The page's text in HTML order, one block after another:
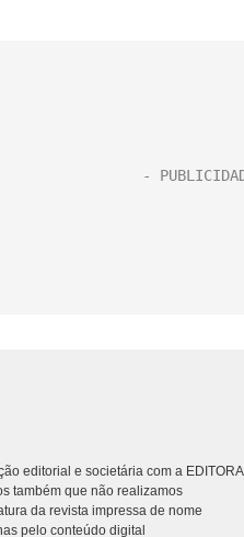
editorial e societária com a EDITORA
também que não realizamos
da revista impressa de nome
pelo conteúdo digital